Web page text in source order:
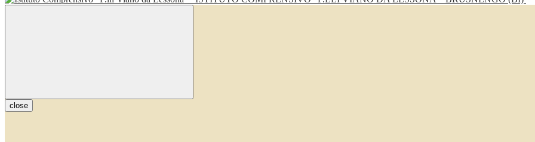
close